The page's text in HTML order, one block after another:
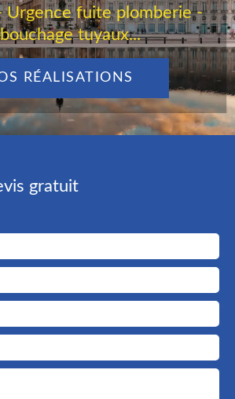
Urgence fuite plomberie -
tuyaux...
RÉALISATIONS
gratuit